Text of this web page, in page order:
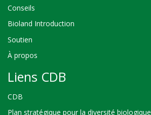
Conseils
Bioland Introduction
Soutien
À propos
Liens CDB
CDB
Plan stratégique pour la diversité biologique